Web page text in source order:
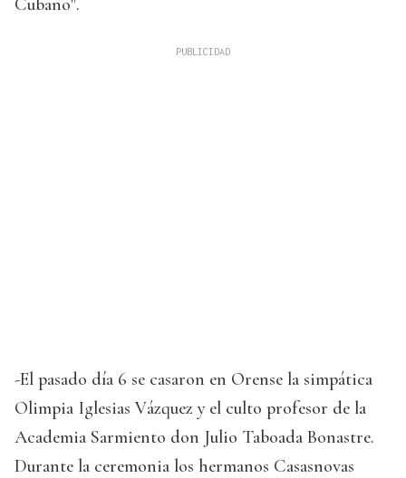
-El pasado día 6 se casaron en Orense la simpática
Olimpia Iglesias Vázquez y el culto profesor de la
Academia Sarmiento don Julio Taboada Bonastre.
Durante la ceremonia los hermanos Casasnovas